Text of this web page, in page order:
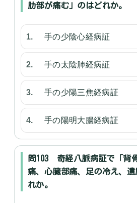
肋部が痛む」のはどれか。
手の少陰心経病証
手の太陰肺経病証
手の少陽三焦経病証
手の陽明大腸経病証
問103 奇経八脈病証で「背
痛、心臓部痛、足の冷え、
れか。